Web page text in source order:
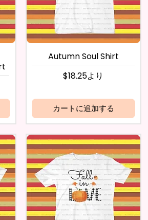
Autumn Soul Shirt
$18.25より
セール価格
カートに追加する